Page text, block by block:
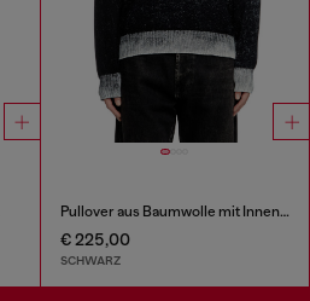
Pullover aus Baumwolle mit Innen-Print
€ 225,00
SCHWARZ